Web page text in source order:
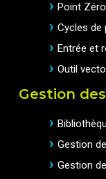
Point
Cycles de
Entrée et
Outil
Gestion
Gestion
Gestion